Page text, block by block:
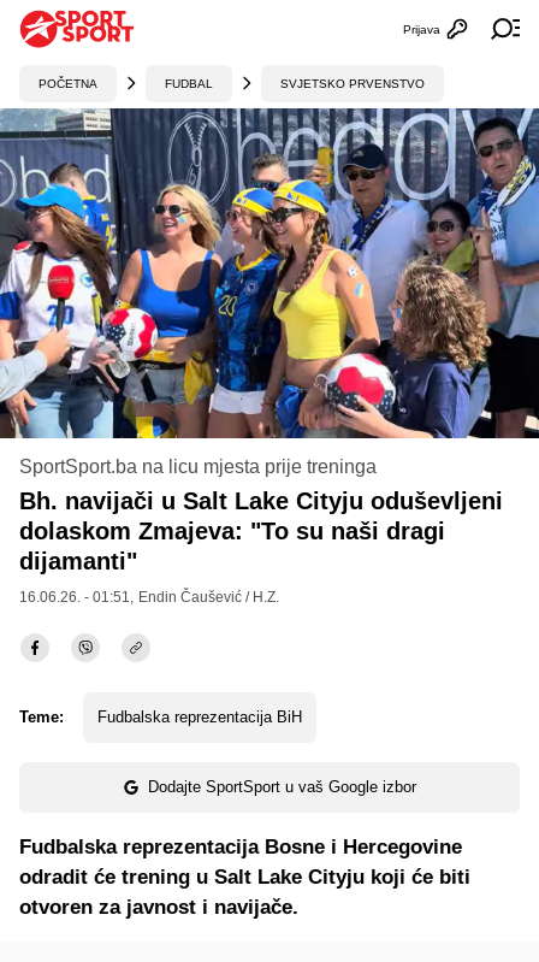
Otvori
Prijava
POČETNA FUDBAL SVJETSKO PRVENSTVO
SportSport.ba na licu mjesta prije treninga
Bh. navijači u Salt Lake Cityju oduševljeni
dolaskom Zmajeva: "To su naši dragi
dijamanti"
16.06.26. - 01:51, Endin Čaušević / H.Z.
Teme: Fudbalska reprezentacija BiH
Dodajte SportSport u vaš Google izbor
Fudbalska reprezentacija Bosne i Hercegovine
odradit će trening u Salt Lake Cityju koji će biti
otvoren za javnost i navijače.